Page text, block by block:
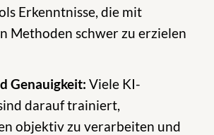
Erkenntnisse, die mit
Methoden schwer zu erzielen
Genauigkeit: Viele KI-
darauf trainiert,
objektiv zu verarbeiten und